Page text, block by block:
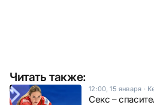
Читать также:
12:00, 15 января ·
Секс –